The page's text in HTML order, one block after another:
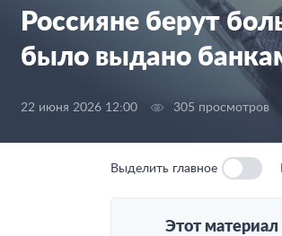
Россияне берут
было выдано
22 июня 2026 12:00 305 просмотров
Выделить главное
Этот